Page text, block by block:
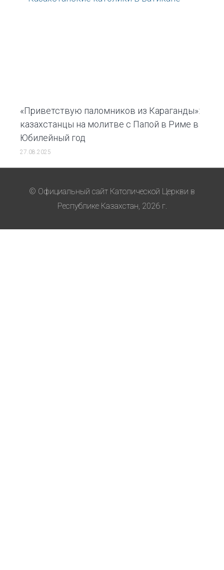
«Приветствую паломников из Караганды»:
казахстанцы на молитве с Папой в Риме в
Юбилейный год
27.08.2025
© Официальный сайт Католической Церкви в
Республике Казахстан, 2026 г.